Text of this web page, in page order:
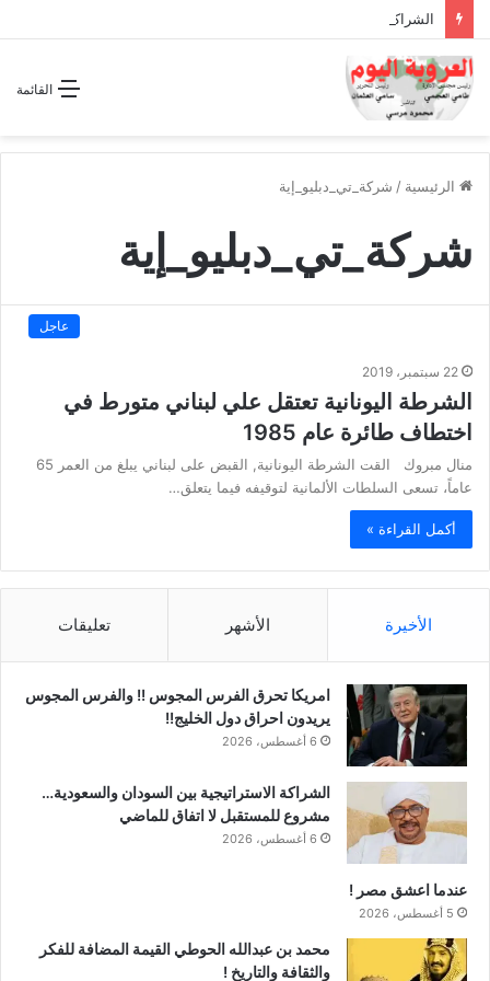
القائمة
الرئيسية / شركة_تي_دبليو_إية
شركة_تي_دبليو_إية
عاجل
22 سبتمبر، 2019
الشرطة اليونانية تعتقل علي لبناني متورط في
اختطاف طائرة عام 1985
منال مبروك القت الشرطة اليونانية, القبض على لبناني يبلغ من العمر 65
عاماً، تسعى السلطات الألمانية لتوقيفه فيما يتعلق…
أكمل القراءة »
الأخيرة الأشهر تعليقات
امريكا تحرق الفرس المجوس !! والفرس المجوس
يريدون احراق دول الخليج!!
6 أغسطس، 2026
الشراكة الاستراتيجية بين السودان والسعودية…
مشروع للمستقبل لا اتفاق للماضي
6 أغسطس، 2026
عندما اعشق مصر !
5 أغسطس، 2026
محمد بن عبدالله الحوطي القيمة المضافة للفكر
والثقافة والتاريخ !